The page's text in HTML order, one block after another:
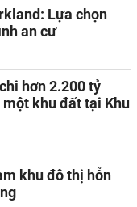
Lựa chọn
an cư
hơn 2.200 tỷ
khu đất tại Khu
khu đô thị hỗn